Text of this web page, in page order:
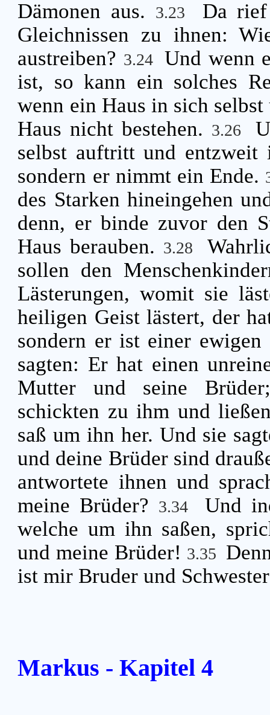
Dämonen aus.
3.23
Da
Gleichnissen zu ihnen:
austreiben? 3.24
Und wenn
ist, so kann ein solches
wenn ein Haus in sich
Haus nicht bestehen. 3.26
selbst auftritt und entzweit
sondern er nimmt ein Ende.
des Starken hineingehen
denn, er binde zuvor den
Haus berauben. 3.28
sollen den
Lästerungen, womit sie
heiligen Geist lästert, der
sondern er ist einer
sagten: Er hat einen
Mutter und seine
schickten zu ihm und
saß um ihn her. Und sie
und deine Brüder sind
antwortete ihnen und
meine Brüder?
3.34
Und
welche um ihn saßen,
und meine Brüder! 3.35
ist mir Bruder und
Markus - Kapitel 4